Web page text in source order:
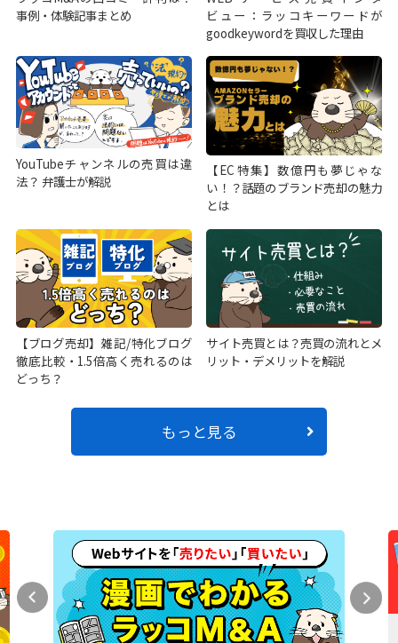
事例・体験記事まとめ
ビュー：ラッコキーワードが
goodkeywordを買収した理由
YouTubeチャンネルの売買は違
法？ 弁護士が解説
【EC特集】数億円も夢じゃな
い！？話題のブランド売却の魅力
とは
【ブログ売却】雑記/特化ブログ
徹底比較・1.5倍高く売れるのは
どっち？
サイト売買とは？売買の流れとメ
リット・デメリットを解説
もっと見る